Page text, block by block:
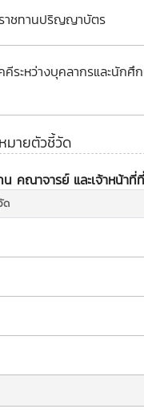
าชทานปริญญาบัตร
ระหว่างบุคลากรและนักศึ
มายตัวชี้วัด
คณาจารย์ และเจ้าหน้า
ด